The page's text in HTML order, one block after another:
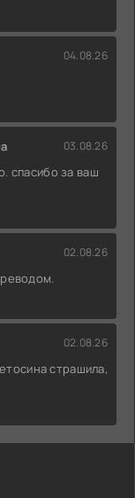
04.08.26
03.08.26
спасибо за ваш
02.08.26
02.08.26
страшила,